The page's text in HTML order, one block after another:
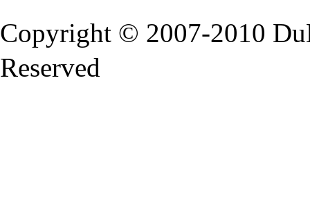
Copyright © 2007-2010
Reserved